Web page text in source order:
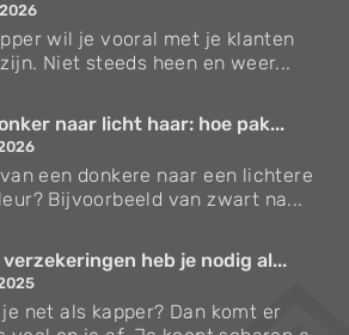
wil je vooral met je klanten
Niet steeds heen en weer...
naar licht haar: hoe pak...
een donkere naar een lichtere
Bijvoorbeeld van zwart na...
verzekeringen heb je nodig al...
je net als kapper? Dan komt er